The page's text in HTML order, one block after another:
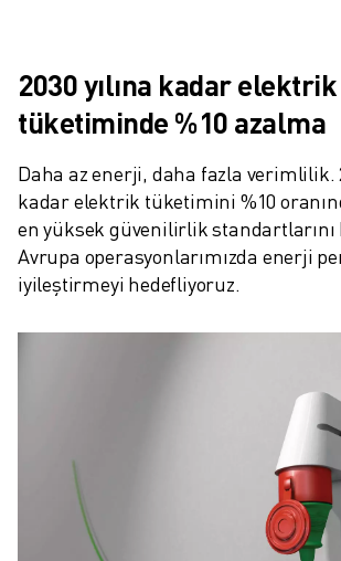
FANUC AKADEMI
ENDÜSTRILER IÇIN ÇÖZÜMLER
EĞITIM IÇIN ÇÖZÜMLER
HABERLER & MEDYA
HABERLER & MEDYA
ETKINLIKLER
EĞITIM ETKINLIKLERI
FANUC HAKKINDA
FANUC ILE GELECEĞINIZI ŞEKILLENDIRIN
BIZE KATILIN » KARIYER PORTALI
2030 yılına kadar elektrik
tüketiminde %10 azalma
Daha az enerji, daha fazla verimlilik.
kadar elektrik tüketimini %10
en yüksek güvenilirlik
Avrupa operasyonlarımızda enerji
iyileştirmeyi hedefliyoruz.